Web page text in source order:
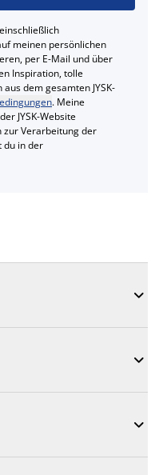
meinen persönlichen
per E-Mail und über
Inspiration, tolle
dem gesamten JYSK-
. Meine
JYSK-Website
Verarbeitung der
du in der


